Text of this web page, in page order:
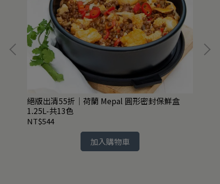
絕版出清55折｜荷蘭 Mepal 圓形密封保鮮盒
1.25L-共13色
NT$544
加入購物車